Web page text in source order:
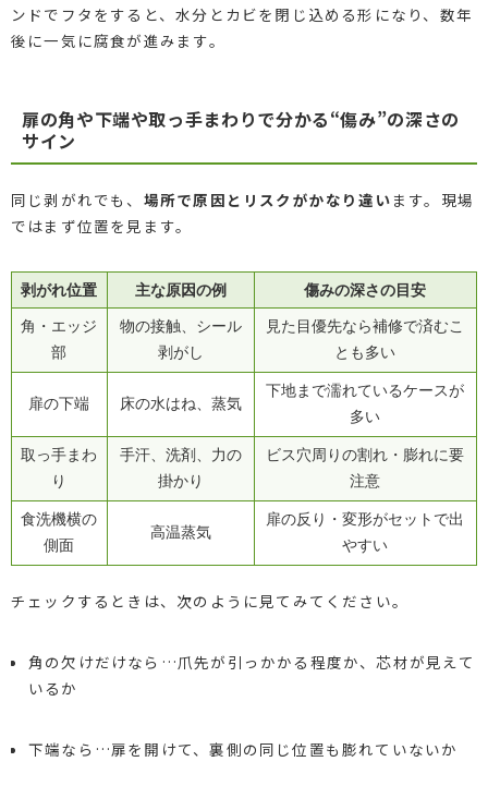
ンドでフタをすると、水分とカビを閉じ込める形になり、数年
後に一気に腐食が進みます。
扉の角や下端や取っ手まわりで分かる“傷み”の深さの
サイン
同じ剥がれでも、 場所で原因とリスクがかなり違い ます。現場
ではまず位置を見ます。
剥がれ位置 主な原因の例 傷みの深さの目安
角・エッジ
部
物の接触、シール
剥がし
見た目優先なら補修で済むこ
とも多い
扉の下端 床の水はね、蒸気
下地まで濡れているケースが
多い
取っ手まわ
り
手汗、洗剤、力の
掛かり
ビス穴周りの割れ・膨れに要
注意
食洗機横の
側面
高温蒸気
扉の反り・変形がセットで出
やすい
チェックするときは、次のように見てみてください。
角の欠けだけなら…爪先が引っかかる程度か、芯材が見えて
いるか
下端なら…扉を開けて、裏側の同じ位置も膨れていないか